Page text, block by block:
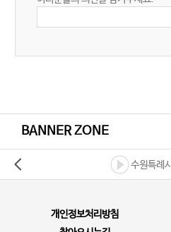
BANNER ZONE
수원특례시
개인정보처리방침